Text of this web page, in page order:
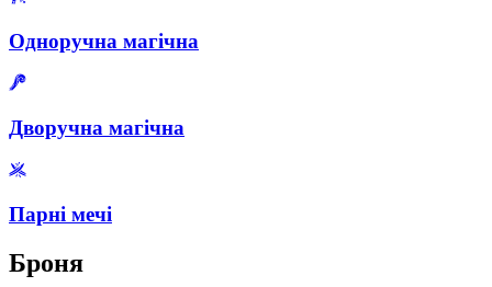
Одноручна магічна
Дворучна магічна
Парні мечі
Броня